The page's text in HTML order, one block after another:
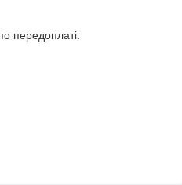
передоплаті.